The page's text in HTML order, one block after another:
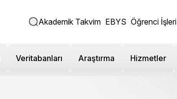
Akademik Takvim EBYS Öğrenci İşleri
Veritabanları Araştırma Hizmetler